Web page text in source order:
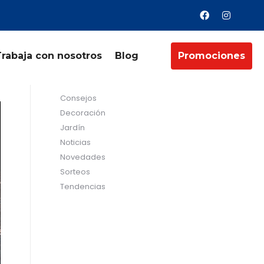
con nosotros Blog Promociones
Consejos
Decoración
Jardín
Noticias
Novedades
Sorteos
Tendencias